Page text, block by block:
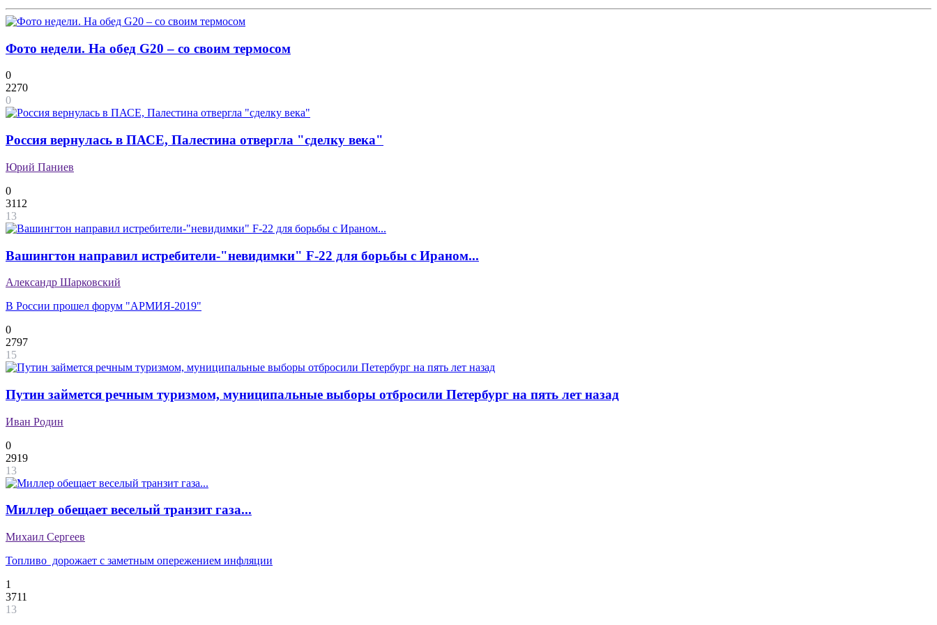
Фото недели. На обед G20 – со своим термосом
0
2270
0
Россия вернулась в ПАСЕ, Палестина отвергла "сделку века"
Юрий Паниев
0
3112
13
Вашингтон направил истребители-"невидимки" F-22 для борьбы с Ираном...
Александр Шарковский
В России прошел форум "АРМИЯ-2019"
0
2797
15
Путин займется речным туризмом, муниципальные выборы отбросили Петербург на пять лет назад
Иван Родин
0
2919
13
Миллер обещает веселый транзит газа...
Михаил Сергеев
Топливо дорожает с заметным опережением инфляции
1
3711
13